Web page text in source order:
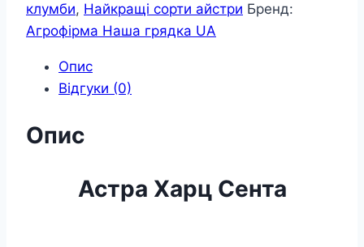
клумби, Найкращі сорти айстри Бренд:
Агрофірма Наша грядка UA
Опис
Відгуки (0)
Опис
Астра Харц Сента